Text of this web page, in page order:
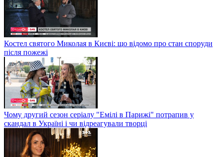
Костел святого Миколая в Києві: що відомо про стан споруди
після пожежі
Чому другий сезон серіалу "Емілі в Парижі" потрапив у
скандал в Україні і чи відреагували творці